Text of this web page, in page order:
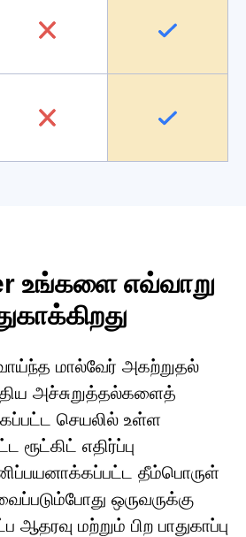
உங்களை எவ்வாறு
மால்வேர் அகற்றுதல்
அச்சுறுத்தல்களைத்
செயலில் உள்ள
எதிர்ப்பு
தீம்பொருள்
ஒருவருக்கு
ஆதரவு மற்றும் பிற பாதுகாப்பு